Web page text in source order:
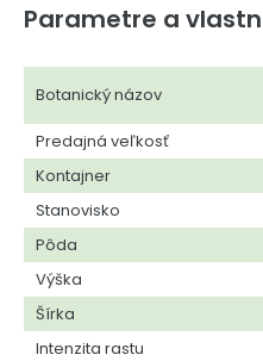
Parametre a
Botanický názov
Predajná veľkosť
Kontajner
Stanovisko
Pôda
Výška
Šírka
Intenzita rastu